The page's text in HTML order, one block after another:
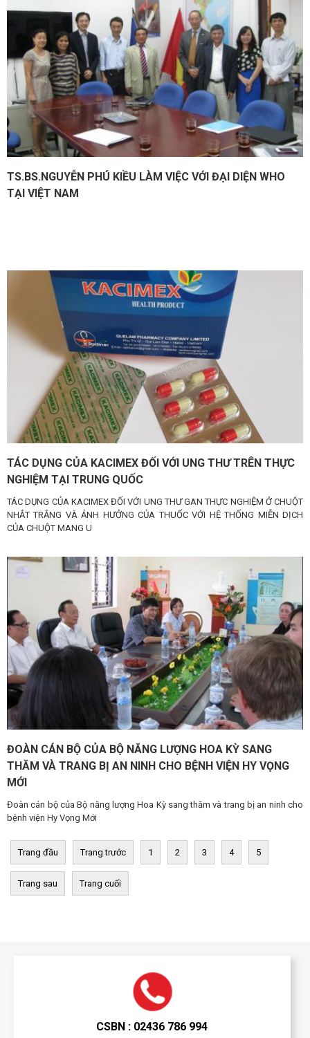
TS.BS.NGUYỄN PHÚ KIỀU LÀM VIỆC VỚI ĐẠI DIỆN WHO
TẠI VIỆT NAM
TÁC DỤNG CỦA KACIMEX ĐỐI VỚI UNG THƯ TRÊN THỰC
NGHIỆM TẠI TRUNG QUỐC
TÁC DỤNG CỦA KACIMEX ĐỐI VỚI UNG THƯ GAN THỰC NGHIỆM Ở CHUỘT
NHẮT TRẮNG VÀ ẢNH HƯỞNG CỦA THUỐC VỚI HỆ THỐNG MIỄN DỊCH
CỦA CHUỘT MANG U
ĐOÀN CÁN BỘ CỦA BỘ NĂNG LƯỢNG HOA KỲ SANG
THĂM VÀ TRANG BỊ AN NINH CHO BỆNH VIỆN HY VỌNG
MỚI
Đoàn cán bộ của Bộ năng lượng Hoa Kỳ sang thăm và trang bị an ninh cho
bệnh viện Hy Vọng Mới
Trang đầu Trang trước 1 2 3 4 5
Trang sau Trang cuối
CSBN : 02436 786 994